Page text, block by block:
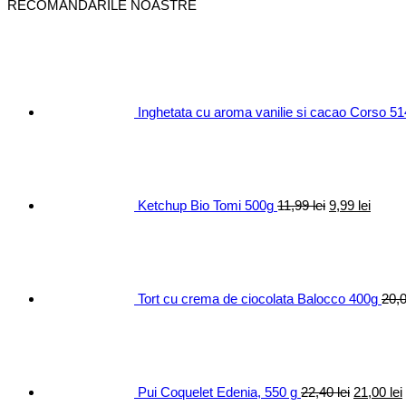
RECOMANDARILE NOASTRE
Inghetata cu aroma vanilie si cacao Corso
Ketchup Bio Tomi 500g 11,99lei 9,99 lei
Tort cu crema de ciocolata Balocco 400g
Pui Coquelet Edenia, 550 g 22,40lei 21,00 lei